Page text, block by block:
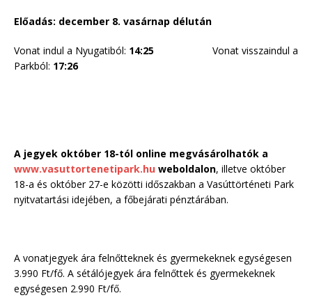
Előadás: december 8. vasárnap délután
Vonat indul a Nyugatiból: 14:25 Vonat visszaindul a
Parkból: 17:26
A jegyek október 18-tól online megvásárolhatók a
www.vasuttortenetipark.hu weboldalon, illetve október
18-a és október 27-e közötti időszakban a Vasúttörténeti Park
nyitvatartási idejében, a főbejárati pénztárában.
A vonatjegyek ára felnőtteknek és gyermekeknek egységesen
3.990 Ft/fő. A sétálójegyek ára felnőttek és gyermekeknek
egységesen 2.990 Ft/fő.